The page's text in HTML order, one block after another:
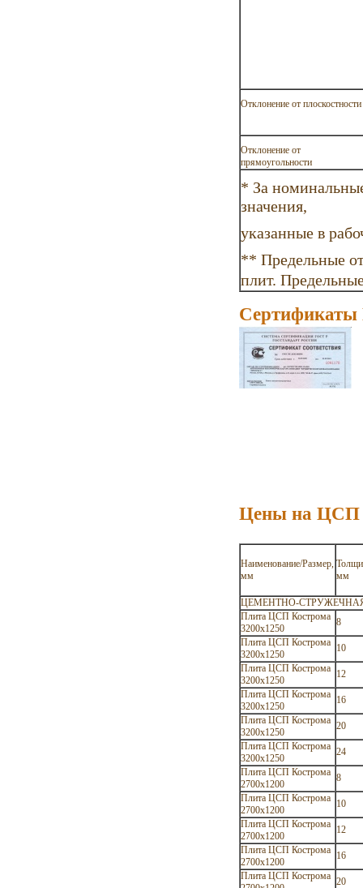
Отклонение от плоскостности
Отклонение от
прямоугольности
* За
значения,
указанные в
** Предельные
плит.
Цены на ЦСП
Наименование/Размер,
мм
мм
ЦЕМЕНТНО-СТРУЖЕЧНАЯ
Плита ЦСП Кострома
3200х1250
8
Плита ЦСП Кострома
3200х1250
10
Плита ЦСП Кострома
3200х1250
12
Плита ЦСП Кострома
3200х1250
16
Плита ЦСП Кострома
3200х1250
20
Плита ЦСП Кострома
3200х1250
24
Плита ЦСП Кострома
2700х1200
8
Плита ЦСП Кострома
2700х1200
10
Плита ЦСП Кострома
2700х1200
12
Плита ЦСП Кострома
2700х1200
16
Плита ЦСП Кострома 20